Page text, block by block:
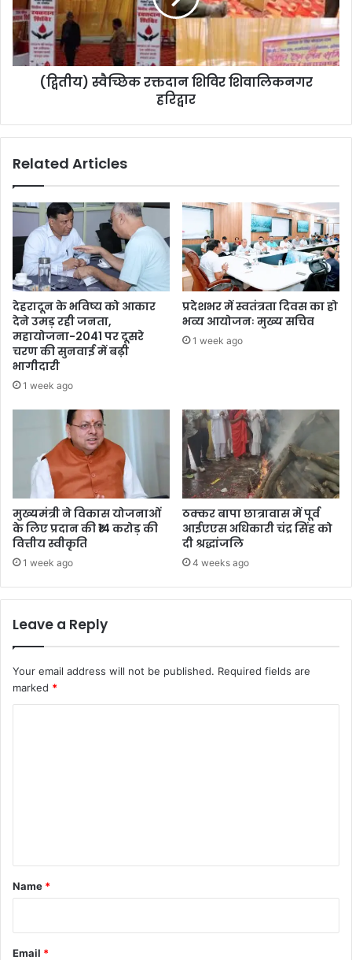
(द्वितीय) स्वैच्छिक रक्तदान शिविर शिवालिकनगर
हरिद्वार
Related Articles
देहरादून के भविष्य को आकार
देने उमड़ रही जनता,
महायोजना-2041 पर दूसरे
चरण की सुनवाई में बढ़ी
भागीदारी
1 week ago
प्रदेशभर में स्वतंत्रता दिवस का हो
भव्य आयोजनः मुख्य सचिव
1 week ago
मुख्यमंत्री ने विकास योजनाओं
के लिए प्रदान की ₹14 करोड़ की
वित्तीय स्वीकृति
1 week ago
ठक्कर बापा छात्रावास में पूर्व
आईएएस अधिकारी चंद्र सिंह को
दी श्रद्धांजलि
4 weeks ago
Leave a Reply
Your email address will not be published. Required fields are
marked *
*
Name *
Email *